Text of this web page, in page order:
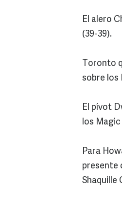
El alero
(39-39).
Toronto
sobre los
El pívot
los Magic
Para
presente
Shaquille